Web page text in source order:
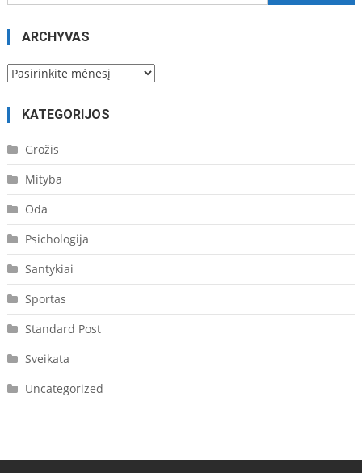
ARCHYVAS
Archyvas
KATEGORIJOS
Grožis
Mityba
Oda
Psichologija
Santykiai
Sportas
Standard Post
Sveikata
Uncategorized